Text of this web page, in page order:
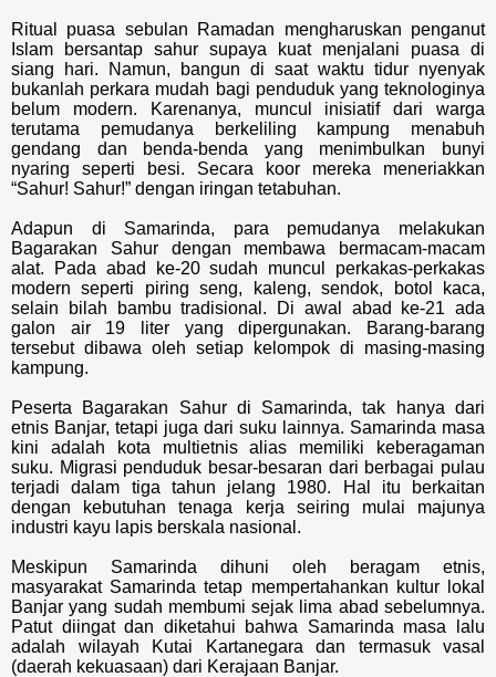
Ritual puasa sebulan Ramadan mengharuskan penganut
Islam bersantap sahur supaya kuat menjalani puasa di
siang hari. Namun, bangun di saat waktu tidur nyenyak
bukanlah perkara mudah bagi penduduk yang teknologinya
belum modern. Karenanya, muncul inisiatif dari warga
terutama pemudanya berkeliling kampung menabuh
gendang dan benda-benda yang menimbulkan bunyi
nyaring seperti besi. Secara koor mereka meneriakkan
“Sahur! Sahur!” dengan iringan tetabuhan.
Adapun di Samarinda, para pemudanya melakukan
Bagarakan Sahur dengan membawa bermacam-macam
alat. Pada abad ke-20 sudah muncul perkakas-perkakas
modern seperti piring seng, kaleng, sendok, botol kaca,
selain bilah bambu tradisional. Di awal abad ke-21 ada
galon air 19 liter yang dipergunakan. Barang-barang
tersebut dibawa oleh setiap kelompok di masing-masing
kampung.
Peserta Bagarakan Sahur di Samarinda, tak hanya dari
etnis Banjar, tetapi juga dari suku lainnya. Samarinda masa
kini adalah kota multietnis alias memiliki keberagaman
suku. Migrasi penduduk besar-besaran dari berbagai pulau
terjadi dalam tiga tahun jelang 1980. Hal itu berkaitan
dengan kebutuhan tenaga kerja seiring mulai majunya
industri kayu lapis berskala nasional.
Meskipun Samarinda dihuni oleh beragam etnis,
masyarakat Samarinda tetap mempertahankan kultur lokal
Banjar yang sudah membumi sejak lima abad sebelumnya.
Patut diingat dan diketahui bahwa Samarinda masa lalu
adalah wilayah Kutai Kartanegara dan termasuk vasal
(daerah kekuasaan) dari Kerajaan Banjar.